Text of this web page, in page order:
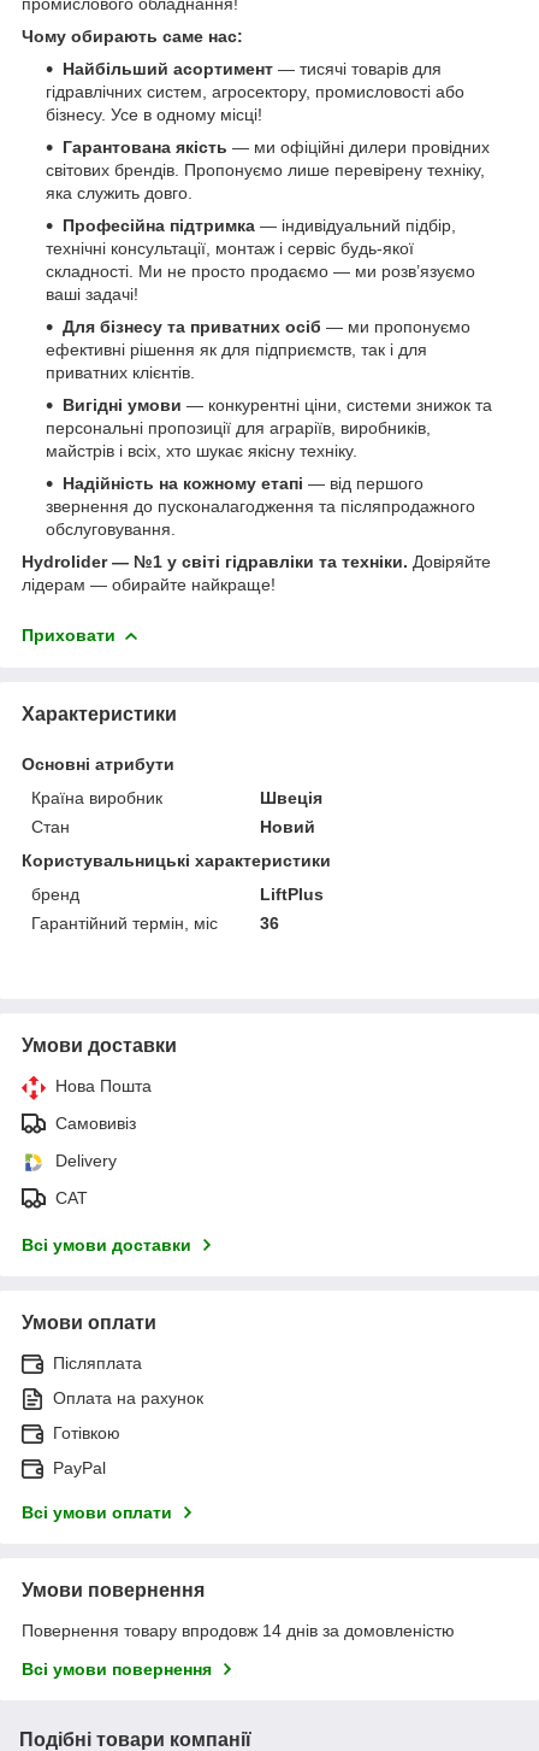
Чому обирають саме нас:
Найбільший асортимент — тисячі товарів для
гідравлічних систем, агросектору, промисловості або
бізнесу. Усе в одному місці!
Гарантована якість — ми офіційні дилери провідних
світових брендів. Пропонуємо лише перевірену техніку,
яка служить довго.
Професійна підтримка — індивідуальний підбір,
технічні консультації, монтаж і сервіс будь-якої
складності. Ми не просто продаємо — ми розв’язуємо
ваші задачі!
Для бізнесу та приватних осіб — ми пропонуємо
ефективні рішення як для підприємств, так і для
приватних клієнтів.
Вигідні умови — конкурентні ціни, системи знижок та
персональні пропозиції для аграріїв, виробників,
майстрів і всіх, хто шукає якісну техніку.
Надійність на кожному етапі — від першого
звернення до пусконалагодження та післяпродажного
обслуговування.
Hydrolider — №1 у світі гідравліки та техніки. Довіряйте
лідерам — обирайте найкраще!
Приховати
Характеристики
Основні атрибути
Країна виробник
Швеція
Стан
Новий
Користувальницькі характеристики
бренд
LiftPlus
Гарантійний термін, міс
36
Умови доставки
Нова Пошта
Самовивіз
Delivery
САТ
Всі умови доставки
Умови оплати
Післяплата
Оплата на рахунок
Готівкою
PayPal
Всі умови оплати
Умови повернення
Повернення товару впродовж 14 днів за домовленістю
Всі умови повернення
Подібні товари компанії